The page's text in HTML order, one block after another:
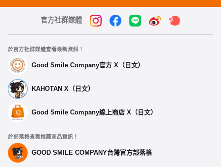
官方社群媒體
於官方社群媒體查看最新資訊！
Good Smile Company官方 X（日文）
KAHOTAN X（日文）
Good Smile Company線上商店 X（日文）
於部落格查看推薦商品資訊！
GOOD SMILE COMPANY台灣官方部落格